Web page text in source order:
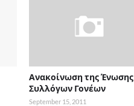
Ανακοίνωση της Ένωσης
Συλλόγων Γονέων
September 15, 2011